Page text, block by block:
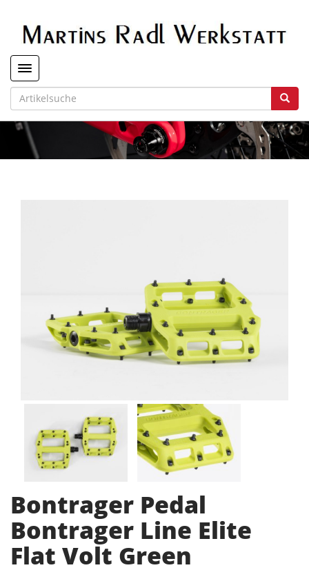
Toggle navigation
Bontrager Pedal
Bontrager Line Elite
Flat Volt Green